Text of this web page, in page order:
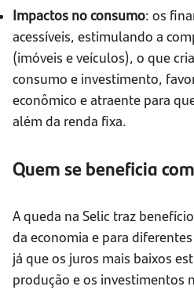
Impactos no consumo: os
acessíveis, estimulando a
(imóveis e veículos), o que
consumo e investimento,
econômico e atraente para
além da renda fixa.
Quem se beneficia
A queda na Selic traz
da economia e para
já que os juros mais baixos
produção e os investimentos